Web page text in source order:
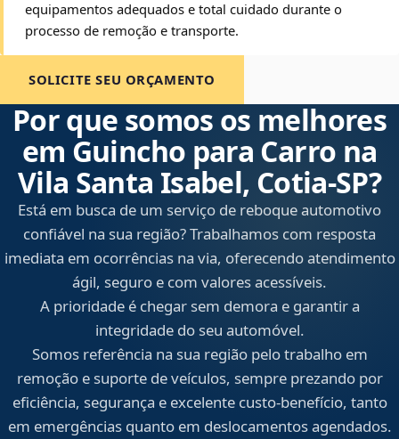
equipamentos adequados e total cuidado durante o
processo de remoção e transporte.
SOLICITE SEU ORÇAMENTO
Por que somos os melhores
em Guincho para Carro na
Vila Santa Isabel, Cotia‑SP?
Está em busca de um serviço de reboque automotivo
confiável na sua região? Trabalhamos com resposta
imediata em ocorrências na via, oferecendo atendimento
ágil, seguro e com valores acessíveis.
A prioridade é chegar sem demora e garantir a
integridade do seu automóvel.
Somos referência na sua região pelo trabalho em
remoção e suporte de veículos, sempre prezando por
eficiência, segurança e excelente custo-benefício, tanto
em emergências quanto em deslocamentos agendados.